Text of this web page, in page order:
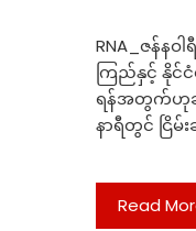
RNA_ဇန်န
ကြည်နှင့် နိုင်ငံ
ရန်အတွက်ဟုဆိုက
နာရီတွင် ငြိမ်
Read